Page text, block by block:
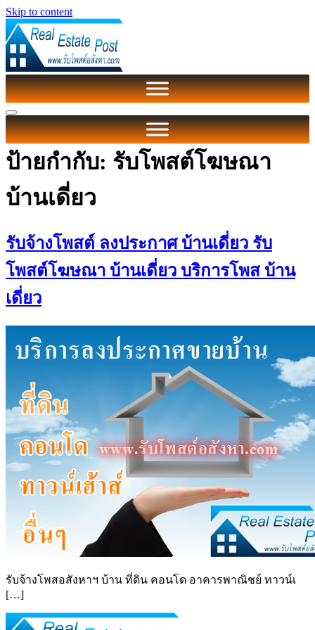
Skip to content
ป้ายกำกับ: รับโพสต์โฆษณา
บ้านเดี่ยว
รับจ้างโพสต์ ลงประกาศ บ้านเดี่ยว รับ
โพสต์โฆษณา บ้านเดี่ยว บริการโพส บ้าน
เดี่ยว
รับจ้างโพสอสังหาฯ บ้าน ที่ดิน คอนโด อาคารพาณิชย์ ทาวน์เ
[…]